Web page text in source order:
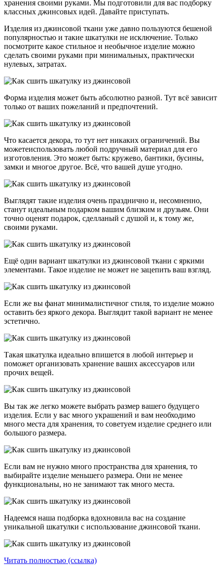
хранения своими руками. Мы подготовили для вас подборку
классных джинсовых идей. Давайте приступать.
Изделия из джинсовой ткани уже давно пользуются бешеной
популярностью и такие шкатулки не исключение. Только
посмотрите какое стильное и необычное изделие можно
сделать своими руками при минимальных, практически
нулевых, затратах.
Форма изделия может быть абсолютно разной. Тут всё зависит
только от ваших пожеланий и предпочтений.
Что касается декора, то тут нет никаких ограничений. Вы
можетеиспользовать любой подручный материал для его
изготовления. Это может быть: кружево, бантики, бусины,
замки и многое другое. Всё, что вашей душе угодно.
Выглядят такие изделия очень празднично и, несомненно,
станут идеальным подарком вашим близким и друзьям. Они
точно оценят подарок, сделланый с душой и, к тому же,
своими руками.
Ещё один вариант шкатулки из джинсовой ткани с яркими
элементами. Такое изделие не может не зацепить ваш взгляд.
Если же вы фанат минималистичног стиля, то изделие можно
оставить без яркого декора. Выглядит такой вариант не менее
эстетично.
Такая шкатулка идеально впишется в любой интерьер и
поможет организовать хранение ваших аксессуаров или
прочих вещей.
Вы так же легко можете выбрать размер вашего будущего
изделия. Если у вас много украшений и вам необходимо
много места для хранения, то советуем изделие среднего или
большого размера.
Если вам не нужно много пространства для хранения, то
выбирайте изделие меньшего размера. Они не менее
функциональны, но не занимают так много места.
Надеемся наша подборка вдохновила вас на создание
уникальной шкатулки с использование джинсовой ткани.
Читать полностью (ссылка)